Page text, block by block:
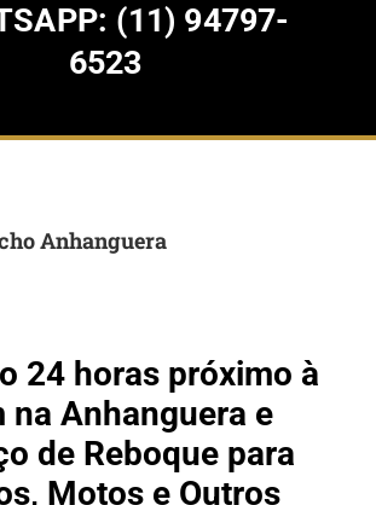
(11) 94797-
6523
Anhanguera
24 horas próximo à
na Anhanguera e
de Reboque para
Motos e Outros